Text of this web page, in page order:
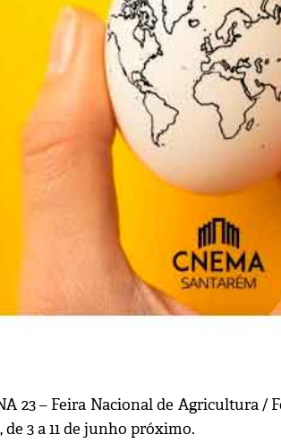
23 – Feira Nacional de Agricultura
3 a 11 de junho próximo.